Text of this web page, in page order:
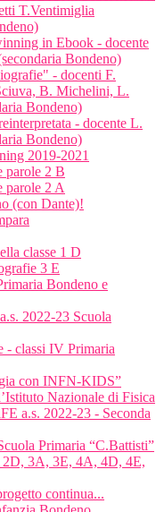
T.Ventimiglia
in Ebook - docente
Bondeno)
- docenti F.
B. Michelini, L.
Bondeno)
- docente L.
Bondeno)
2019-2021
parole 2 B
parole 2 A
(con Dante)!
classe 1 D
3 E
Bondeno e
2022-23 Scuola
- classi IV Primaria
con INFN-KIDS”
Nazionale di Fisica
a.s. 2022-23 - Seconda
Primaria “C.Battisti”
3A, 3E, 4A, 4D, 4E,
continua...